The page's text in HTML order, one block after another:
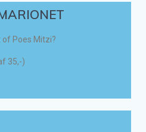
of Poes Mitzi?
35,-)